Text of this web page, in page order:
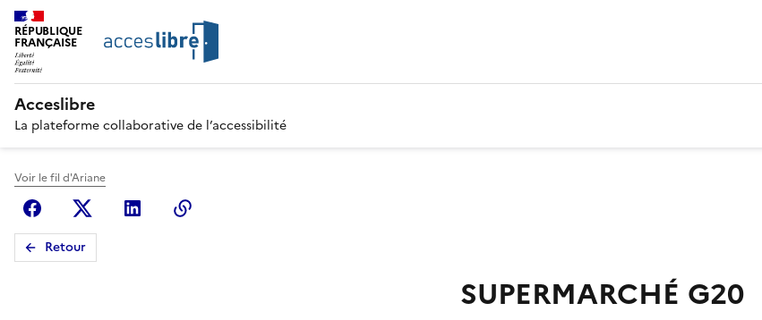
RÉPUBLIQUE
FRANÇAISE
Acceslibre
La plateforme collaborative de l’accessibilité
Voir le fil d'Ariane
FacebookX (anciennement Twitter)
Linkedin
Retour
SUPERMARCHÉ G20